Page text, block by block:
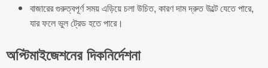
বাজারের গুরুত্বপূর্ণ সময় এড়িয়ে চলা উচিত, কারণ দাম দ্রুত উল্টে যেতে পারে,
যার ফলে ভুল ট্রেড হতে পারে।
অপ্টিমাইজেশনের দিকনির্দেশনা